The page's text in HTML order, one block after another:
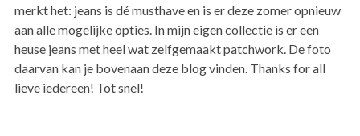
merkt het: jeans is dé musthave en is er deze zomer opnieuw
aan alle mogelijke opties. In mijn eigen collectie is er een
heuse jeans met heel wat zelfgemaakt patchwork. De foto
daarvan kan je bovenaan deze blog vinden. Thanks for all
lieve iedereen! Tot snel!